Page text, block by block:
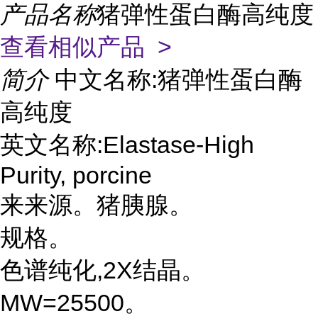
产品名称猪弹性蛋白酶高纯度
查看相似产品 >
简介 中文名称:猪弹性蛋白酶
高纯度
英文名称:Elastase-High
Purity, porcine
来来源。猪胰腺。
规格。
色谱纯化,2X结晶。
MW=25500。